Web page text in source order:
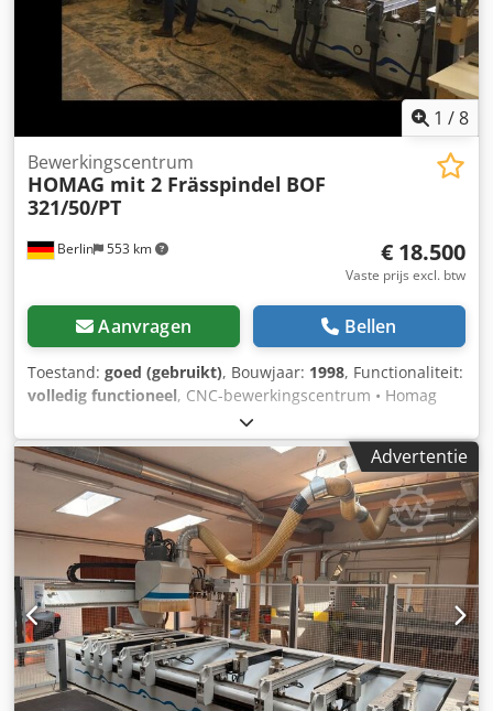
1 /8
Berlin 553 km
Bewerkingscentrum
HOMAG mit 2 Frässpindel BOF
321/50/PT
€ 18.500
Vaste prijs excl. btw
Aanvragen Bellen
Toestand: goed (gebruikt), Bouwjaar: 1998, Functionaliteit:
volledig functioneel, CNC-bewerkingscentrum • Homag
BOF 321, bouwjaar 1998 ontworpen voor de productie van
trappen en andere onderdelen. • Homag PC83
besturingssysteem • Werkbereik X = 5200 mm • Werkbereik
Y = 1300 mm • Werkbereik Z = 410 mm Crjdpfsx S Ewrex
Ahtjf • Aantal freesspindels: 2 • Motorvermogen spindel: 12
kW • Maximaal toerental: 24.000 tpm • Zwenkarm: Ja • 4-
assige machine • Gereedschapsopnamesysteem: HSK-F63 •
Twee gereedschapsmagazijnen: elk 12 gereedschappen •
Dubbel werkbereik • Aantal bedieningsconsoles: 10 •
Vacuümpomp: 2 • Vacuümpompvermogen: 100 m³/u •
Veiligheidsvoorziening: drukmat • CE-markering: Ja
Advertentie